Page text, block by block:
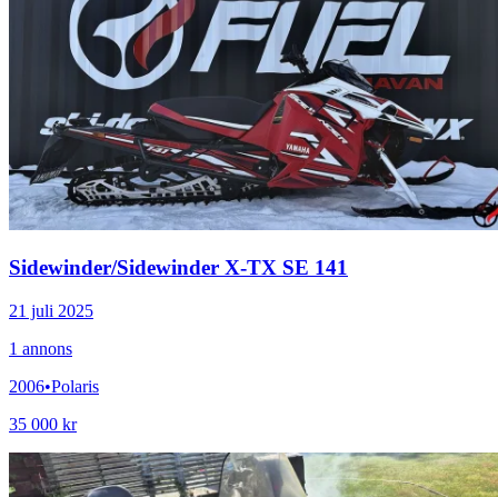
Sidewinder/Sidewinder X-TX SE 141
21 juli 2025
1 annons
2006•Polaris
35 000 kr